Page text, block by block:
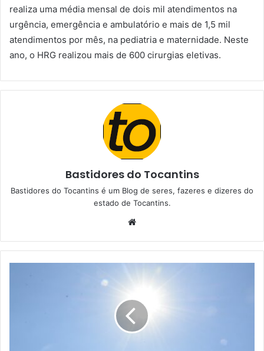
realiza uma média mensal de dois mil atendimentos na
urgência, emergência e ambulatório e mais de 1,5 mil
atendimentos por mês, na pediatria e maternidade. Neste
ano, o HRG realizou mais de 600 cirurgias eletivas.
Bastidores do Tocantins
Bastidores do Tocantins é um Blog de seres, fazeres e dizeres do
estado de Tocantins.
b
s
e